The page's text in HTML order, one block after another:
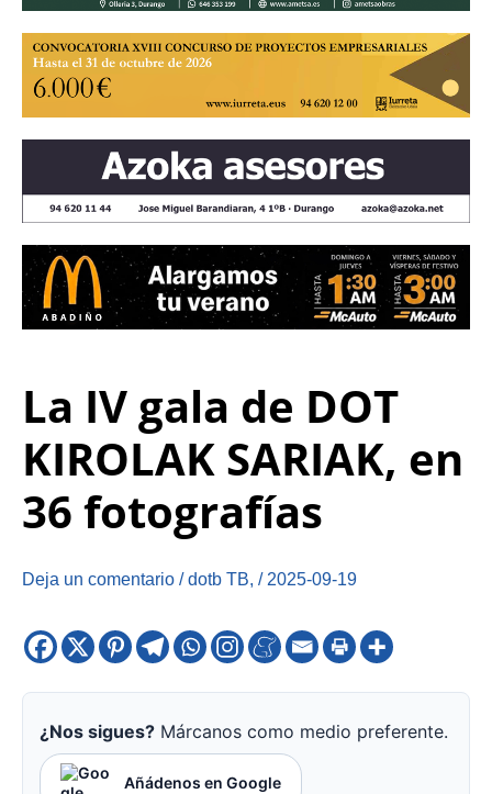
La IV gala de DOT
KIROLAK SARIAK, en
36 fotografías
Deja un comentario /dotb TB, / 2025-09-19
¿Nos sigues? Márcanos como medio preferente.
Añádenos en Google